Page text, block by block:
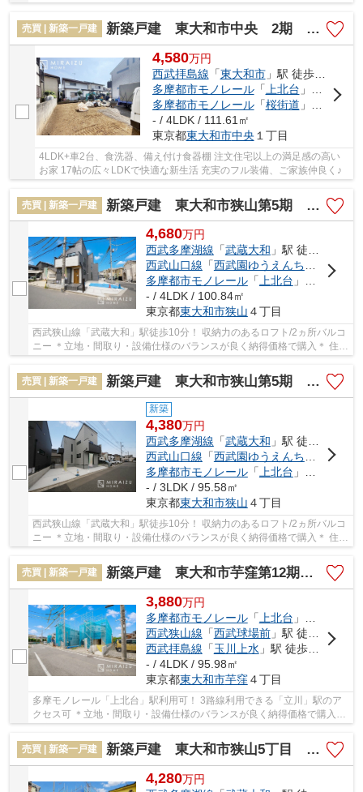
向き6帖以上 素敵なプラン例見て夢を膨らませ...
売買 | 新築一戸建
新築戸建 東大和市中央 2期 全1棟
4,580万円
西武拝島線 「東大和市」駅 徒歩19分
多摩都市モノレール「 上北台 」駅 徒歩25分
多摩都市モノレール「桜街道 」駅 徒歩25分
- / 4LDK / 111.61㎡
東京都東大和市中央 １丁目
4LDK+車2台、食洗器、備え付け食器棚 注文住宅以上の満足感の高い
お家 17帖の広々LDKで快適な新生活 充実のフル装備、ご家族仲良く♪
売買 | 新築一戸建 新築戸建 東大和市狭山第5期 全2棟
4,680万円
西武多摩湖線 「武蔵大和 」駅 徒歩10分
西武山口線 「西武園ゆうえんち」駅 徒歩
多摩都市モノレール「上北台 」駅 徒歩32分
- / 4LDK / 100.84㎡
東京都東大和市狭山 ４丁目
西武狭山線「武蔵大和」駅徒歩10分！ 収納力のあるロフト/2ヵ所バルコ
ニー ＊立地・間取り・設備仕様のバランスが良く納得価格で購入＊ 住宅
売買 | 新築一戸建
新築戸建 東大和市狭山第5期 全2棟
新築
4,380万円
西武多摩湖線 「武蔵大和 」駅 徒歩10分
西武山口線 「西武園ゆうえんち」駅 徒歩
多摩都市モノレール「上北台 」駅 徒歩32分
- / 3LDK / 95.58㎡
東京都東大和市狭山 ４丁目
西武狭山線「武蔵大和」駅徒歩10分！ 収納力のあるロフト/2ヵ所バルコ
ニー ＊立地・間取り・設備仕様のバランスが良く納得価格で購入＊ 住宅
売買 | 新築一戸建
新築戸建 東大和市芋窪第12期 全12棟
3,880万円
多摩都市モノレール「 上北台 」駅 徒歩18分
西武狭山線 「西武球場前」駅 徒歩34分
西武拝島線 「玉川上水 」駅 徒歩38分
- / 4LDK / 95.98㎡
東京都東大和市芋窪４丁目
多摩モノレール「上北台」駅利用可！ 3路線利用できる「立川」駅のア
クセス可 ＊立地・間取り・設備仕様のバランスが良く納得価格で購入＊
売買 | 新築一戸建
新築戸建 東大和市狭山5丁目 全1棟
4,280万円